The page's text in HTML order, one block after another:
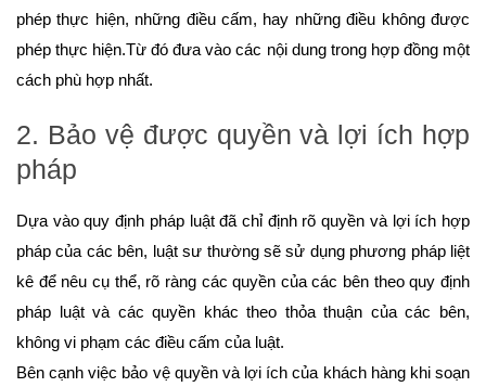
phép thực hiện, những điều cấm, hay những điều không được
phép thực hiện.Từ đó đưa vào các nội dung trong hợp đồng một
cách phù hợp nhất.
2. Bảo vệ được quyền và lợi ích hợp
pháp
Dựa vào quy định pháp luật đã chỉ định rõ quyền và lợi ích hợp
pháp của các bên, luật sư thường sẽ sử dụng phương pháp liệt
kê để nêu cụ thể, rõ ràng các quyền của các bên theo quy định
pháp luật và các quyền khác theo thỏa thuận của các bên,
không vi phạm các điều cấm của luật.
Bên cạnh việc bảo vệ quyền và lợi ích của khách hàng khi soạn